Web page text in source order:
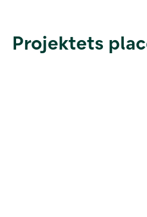
Projektets